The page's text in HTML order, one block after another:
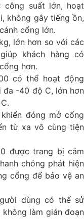
suất lớn, hoạt
không gây tiếng ồn,
cổng lớn.
lớn hơn so với các
khách hàng có
hơn.
có thể hoạt động
-40 độ C, lớn hơn
đóng mở cổng
từ xa vô cùng tiện
được trang bị cảm
chóng phát hiện
cổng để bảo vệ an
dùng có thể sử
làm gián đoạn